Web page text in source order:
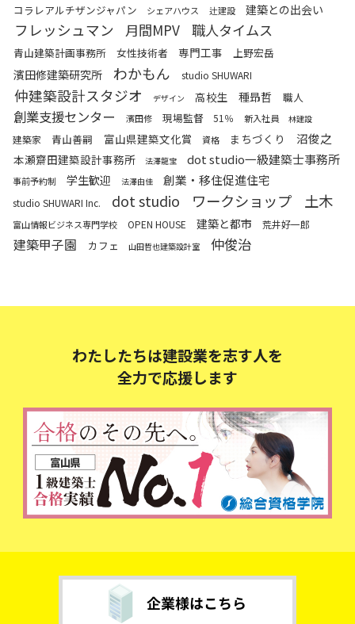
コラレアルチザンジャパン シェアハウス 辻建設 建築との出会い
フレッシュマン 月間MPV 職人タイムス
青山建築計画事務所 女性技術者 専門工事 上野宏岳
濱田修建築研究所 わかもん studio SHUWARI
仲建築設計スタジオ デザイン 高校生 種昻哲 職人
創業支援センター 濱田修 現場監督 51％ 新入社員 林建設
建築家 青山善嗣 富山県建築文化賞 資格 まちづくり 沼俊之
本瀬齋田建築設計事務所 法澤龍宝 dot studio一級建築士事務所
事前予約制 学生歓迎 法澤由佳 創業・移住促進住宅
studio SHUWARI Inc. dot studio ワークショップ 土木
富山情報ビジネス専門学校 OPEN HOUSE 建築と都市 荒井好一郎
建築甲子園 カフェ 山田哲也建築設計室 仲俊治
わたしたちは建設業を志す人を
全力で応援します